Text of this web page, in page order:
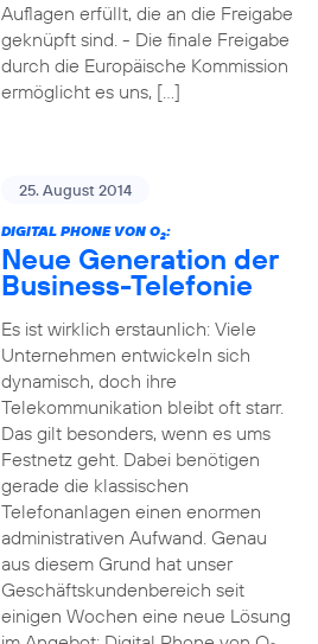
Auflagen erfüllt, die an die Freigabe
geknüpft sind. - Die finale Freigabe
durch die Europäische Kommission
ermöglicht es uns, […]
25. August 2014
DIGITAL PHONE VON O2:
Neue Generation der
Business-Telefonie
Es ist wirklich erstaunlich: Viele
Unternehmen entwickeln sich
dynamisch, doch ihre
Telekommunikation bleibt oft starr.
Das gilt besonders, wenn es ums
Festnetz geht. Dabei benötigen
gerade die klassischen
Telefonanlagen einen enormen
administrativen Aufwand. Genau
aus diesem Grund hat unser
Geschäftskundenbereich seit
einigen Wochen eine neue Lösung